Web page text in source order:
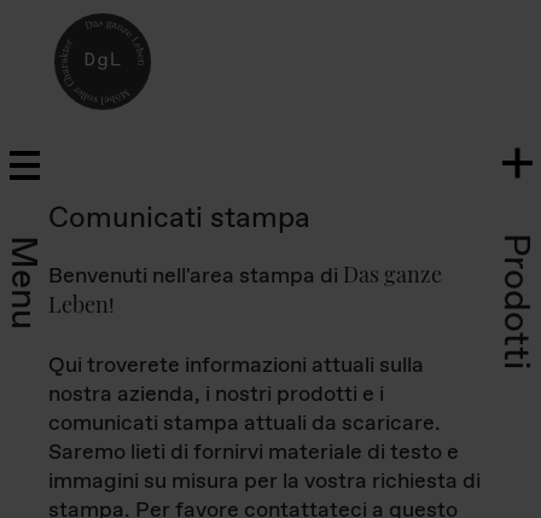
Menu Prodotti
Comunicati stampa
Benvenuti nell'area stampa di Das ganze
Leben!
Qui troverete informazioni attuali sulla
nostra azienda, i nostri prodotti e i
comunicati stampa attuali da scaricare.
Saremo lieti di fornirvi materiale di testo e
immagini su misura per la vostra richiesta di
stampa. Per favore contattateci a questo